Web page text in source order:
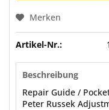
Merken
Artikel-Nr.:
Beschreibung
Repair Guide /
Peter Russek